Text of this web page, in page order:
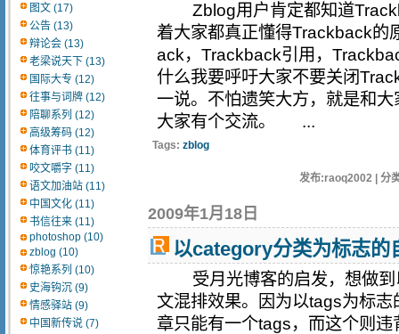
图文 (17)
公告 (13)
辩论会 (13)
老梁说天下 (13)
国际大专 (12)
往事与词牌 (12)
陪聊系列 (12)
高级筹码 (12)
体育评书 (11)
咬文嚼字 (11)
语文加油站 (11)
中国文化 (11)
书信往来 (11)
photoshop (10)
zblog (10)
惊艳系列 (10)
史海钩沉 (9)
情感驿站 (9)
中国新传说 (7)
Zblog用户肯定都知道
着大家都真正懂得Trackback的
ack，Trackback引用，
什么我要呼吁大家不要关闭
一说。不怕遗笑大方，就是和
大家有个交流。 ...
Tags: zblog
发布:raoq2002 | 分
2009年1月18日
以category分类为标志的
受月光博客的启发，想做到
文混排效果。因为以tags为标
章只能有一个tags，而这个则